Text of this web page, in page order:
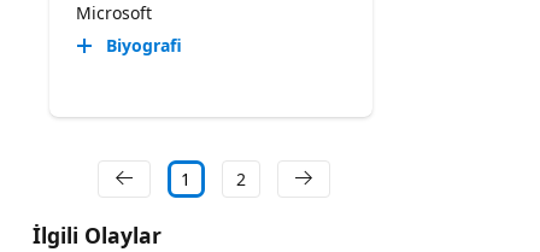
Microsoft
Biyografi
1 2
İlgili Olaylar